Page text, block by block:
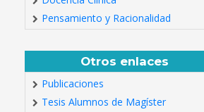
Pensamiento y Racionalidad
Otros enlaces
Publicaciones
Tesis Alumnos de Magíster